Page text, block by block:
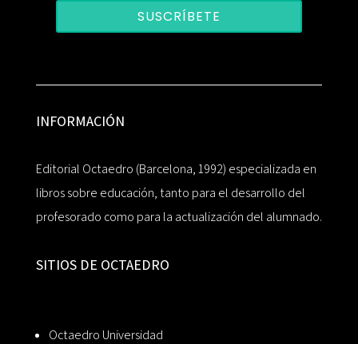
SUSCRÍBETE
INFORMACIÓN
Editorial Octaedro (Barcelona, 1992) especializada en
libros sobre educación, tanto para el desarrollo del
profesorado como para la actualización del alumnado.
SITIOS DE OCTAEDRO
Octaedro Universidad